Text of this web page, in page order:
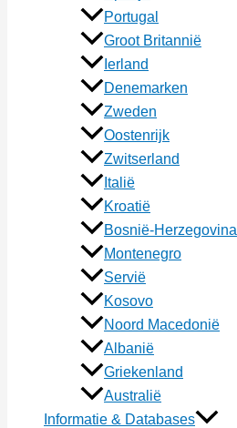
Portugal
Groot Britannië
Ierland
Denemarken
Zweden
Oostenrijk
Zwitserland
Italië
Kroatië
Bosnië-Herzegovina
Montenegro
Servië
Kosovo
Noord Macedonië
Albanië
Griekenland
Australië
Informatie & Databases